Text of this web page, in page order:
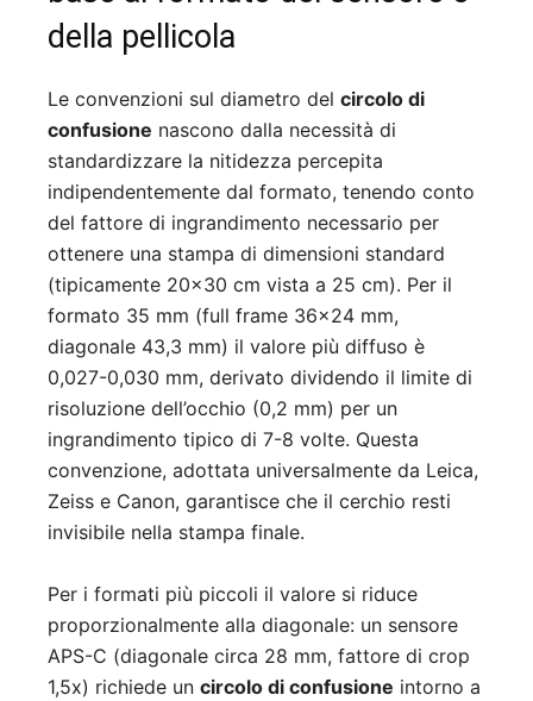
della pellicola
Le convenzioni sul diametro del circolo di
confusione nascono dalla necessità di
standardizzare la nitidezza percepita
indipendentemente dal formato, tenendo conto
del fattore di ingrandimento necessario per
ottenere una stampa di dimensioni standard
(tipicamente 20×30 cm vista a 25 cm). Per il
formato 35 mm (full frame 36×24 mm,
diagonale 43,3 mm) il valore più diffuso è
0,027-0,030 mm, derivato dividendo il limite di
risoluzione dell’occhio (0,2 mm) per un
ingrandimento tipico di 7-8 volte. Questa
convenzione, adottata universalmente da Leica,
Zeiss e Canon, garantisce che il cerchio resti
invisibile nella stampa finale.
Per i formati più piccoli il valore si riduce
proporzionalmente alla diagonale: un sensore
APS-C (diagonale circa 28 mm, fattore di crop
1,5x) richiede un circolo di confusione intorno a